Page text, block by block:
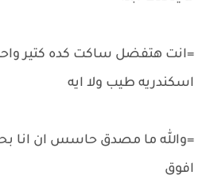
=انت هتفضل ساكت كده كتير
اسكندريه طيب ولا ايه
=والله ما مصدق حاسس ان انا
افوق